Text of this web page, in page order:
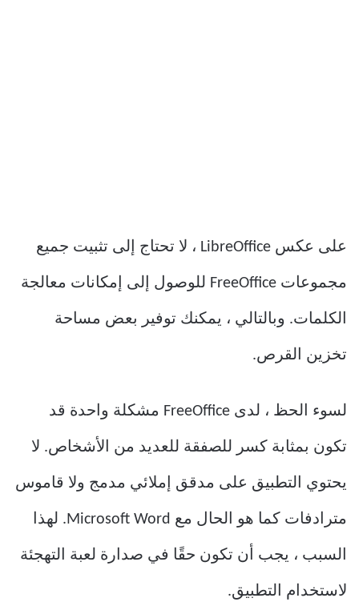
على عكس LibreOffice ، لا تحتاج إلى تثبيت جميع
مجموعات FreeOffice للوصول إلى إمكانات معالجة
الكلمات. وبالتالي ، يمكنك توفير بعض مساحة
تخزين القرص.
لسوء الحظ ، لدى FreeOffice مشكلة واحدة قد
تكون بمثابة كسر للصفقة للعديد من الأشخاص. لا
يحتوي التطبيق على مدقق إملائي مدمج ولا قاموس
مترادفات كما هو الحال مع Microsoft Word. لهذا
السبب ، يجب أن تكون حقًا في صدارة لعبة التهجئة
لاستخدام التطبيق.